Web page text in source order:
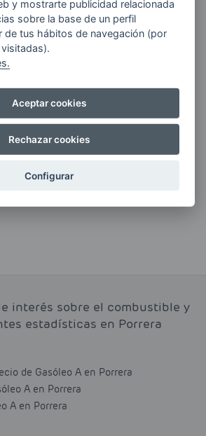
las últimas novedades de AVIA
cualquier medio, incluido
Más información
duda durante el
a:
interés sobre el combustible y
estadísticas en Porrera
de Gasóleo A en Porrera
A en Porrera
A en Porrera
y mostrarte publicidad relacionada
sobre la base de un perfil
de tus hábitos de navegación (por
Aceptar cookies
Rechazar cookies
Configurar